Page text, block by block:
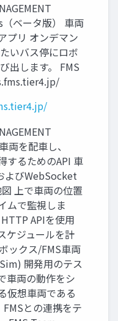
（ベータ版） 車両
プリ オンデマン
いバス停にロボ
出します。 FMS
両を配車し、
するためのAPI 車
よびWebSocket
上で車両の位置
ムで監視しま
APIを使用
ケジュールを計
ックス/FMS車両
開発用のテス
車両の動作をシ
仮想車両である
との連携をテ